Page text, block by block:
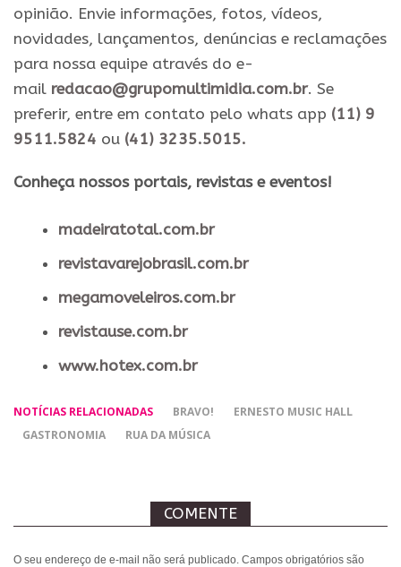
opinião. Envie informações, fotos, vídeos,
novidades, lançamentos, denúncias e reclamações
para nossa equipe através do e-
mail redacao@grupomultimidia.com.br. Se
preferir, entre em contato pelo whats app (11) 9
9511.5824 ou (41) 3235.5015.
​Conheça nossos ​portais, revistas e eventos​!
madeiratotal.com.br
revistavarejobrasil.com.br
megamoveleiros.com.br
revistause.com.br
www.hotex.com.br
NOTÍCIAS RELACIONADAS BRAVO!
ERNESTO MUSIC HALL
GASTRONOMIA
RUA DA MÚSICA
COMENTE
O seu endereço de e-mail não será publicado. Campos obrigatórios são